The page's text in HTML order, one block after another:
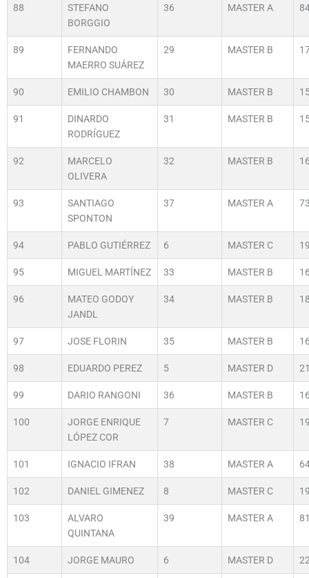
88
STEFANO
BORGGIO
36 MASTER A
89
FERNANDO
MAERRO SUÁREZ
29 MASTER B
90 EMILIO CHAMBON 30 MASTER B
91
DINARDO
RODRÍGUEZ
31 MASTER B
92
MARCELO
OLIVERA
32 MASTER B
93
SANTIAGO
SPONTON
37 MASTER A
94 PABLO GUTIÉRREZ 6 MASTER C
95 MIGUEL MARTÍNEZ 33 MASTER B
96
MATEO GODOY
JANDL
34 MASTER B
97 JOSE FLORIN 35 MASTER B
98 EDUARDO PEREZ 5 MASTER D
99 DARIO RANGONI 36 MASTER B
100
JORGE ENRIQUE
LÓPEZ COR
7 MASTER C
101 IGNACIO IFRAN 38 MASTER A
102 DANIEL GIMENEZ 8 MASTER C
103
ALVARO
QUINTANA
39 MASTER A
104 JORGE MAURO 6 MASTER D